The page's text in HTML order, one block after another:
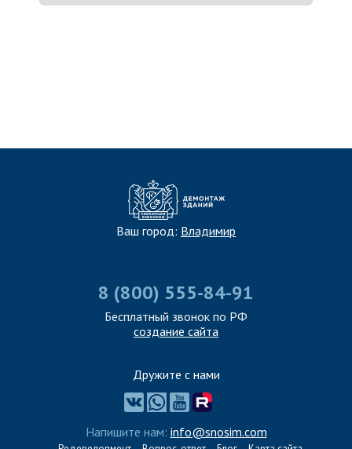
Ваш город: Владимир
8 (800) 555-84-91
Бесплатный звонок по РФ
создание сайта
Дружите с нами
Напишите нам: info@snosim.com